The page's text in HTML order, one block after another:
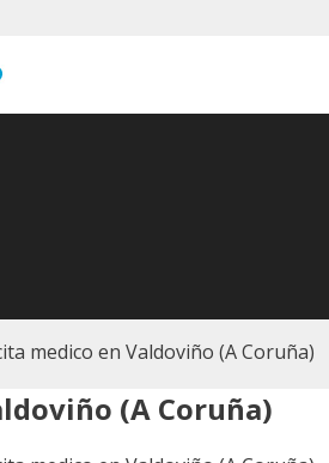
medico en Valdoviño (A Coruña)
(A Coruña)